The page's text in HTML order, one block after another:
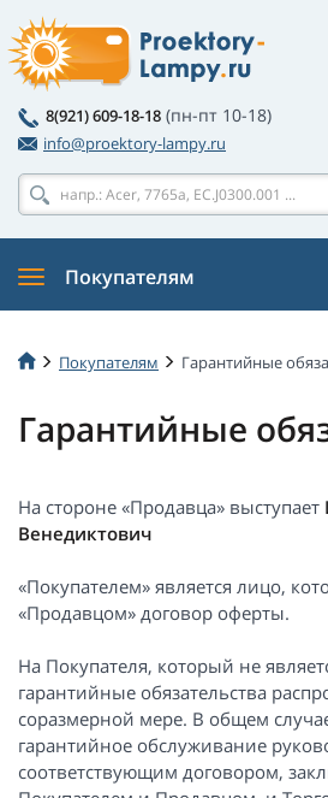
8(921) 609-18-18 (пн-пт 10-18)
info@proektory-lampy.ru
Покупателям
Покупателям Гарантийные
Гарантийные
На стороне «Продавца» выступает
Венедиктович
«Покупателем» является лицо,
«Продавцом» договор оферты.
На Покупателя, который не
гарантийные обязательства
соразмерной мере. В общем
гарантийное обслуживание
соответствующим договором,